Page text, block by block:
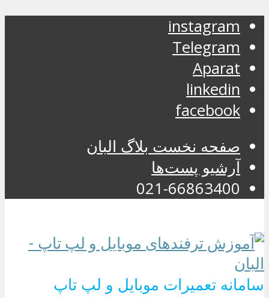
instagram
Telegram
Aparat
linkedin
facebook
صفحه نخست بلاگ البان
آرشیو پست‌ها
021-66863400
سامانه تعمیرات موبایل و لپ تاپ